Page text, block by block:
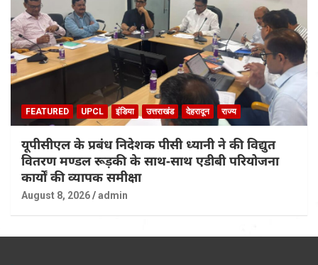
FEATURED UPCL इंडिया उत्तराखंड देहरादून राज्य
यूपीसीएल के प्रबंध निदेशक पीसी ध्यानी ने की विद्युत
वितरण मण्डल रूड़की के साथ-साथ एडीबी परियोजना
कार्यों की व्यापक समीक्षा
August 8, 2026 admin